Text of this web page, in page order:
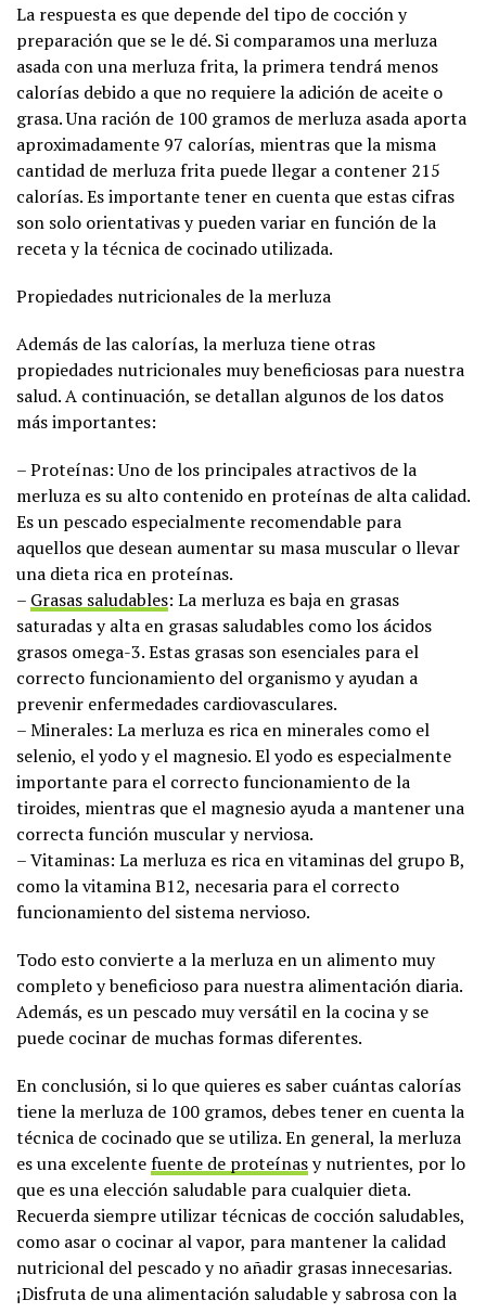
La respuesta es que depende del tipo de cocción y
preparación que se le dé. Si comparamos una merluza
asada con una merluza frita, la primera tendrá menos
calorías debido a que no requiere la adición de aceite o
grasa. Una ración de 100 gramos de merluza asada aporta
aproximadamente 97 calorías, mientras que la misma
cantidad de merluza frita puede llegar a contener 215
calorías. Es importante tener en cuenta que estas cifras
son solo orientativas y pueden variar en función de la
receta y la técnica de cocinado utilizada.
Propiedades nutricionales de la merluza
Además de las calorías, la merluza tiene otras
propiedades nutricionales muy beneficiosas para nuestra
salud. A continuación, se detallan algunos de los datos
más importantes:
– Proteínas: Uno de los principales atractivos de la
merluza es su alto contenido en proteínas de alta calidad.
Es un pescado especialmente recomendable para
aquellos que desean aumentar su masa muscular o llevar
una dieta rica en proteínas.
– Grasas saludables: La merluza es baja en grasas
saturadas y alta en grasas saludables como los ácidos
grasos omega-3. Estas grasas son esenciales para el
correcto funcionamiento del organismo y ayudan a
prevenir enfermedades cardiovasculares.
– Minerales: La merluza es rica en minerales como el
selenio, el yodo y el magnesio. El yodo es especialmente
importante para el correcto funcionamiento de la
tiroides, mientras que el magnesio ayuda a mantener una
correcta función muscular y nerviosa.
– Vitaminas: La merluza es rica en vitaminas del grupo B,
como la vitamina B12, necesaria para el correcto
funcionamiento del sistema nervioso.
Todo esto convierte a la merluza en un alimento muy
completo y beneficioso para nuestra alimentación diaria.
Además, es un pescado muy versátil en la cocina y se
puede cocinar de muchas formas diferentes.
En conclusión, si lo que quieres es saber cuántas calorías
tiene la merluza de 100 gramos, debes tener en cuenta la
técnica de cocinado que se utiliza. En general, la merluza
es una excelentefuente de proteínasy nutrientes, por lo
que es una elección saludable para cualquier dieta.
Recuerda siempre utilizar técnicas de cocción saludables,
como asar o cocinar al vapor, para mantener la calidad
nutricional del pescado y no añadir grasas innecesarias.
¡Disfruta de una alimentación saludable y sabrosa con la